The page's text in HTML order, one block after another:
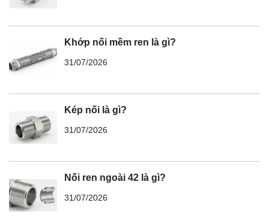
Khớp nối mềm ren là gì?
31/07/2026
Kép nối là gì?
31/07/2026
Nối ren ngoài 42 là gì?
31/07/2026